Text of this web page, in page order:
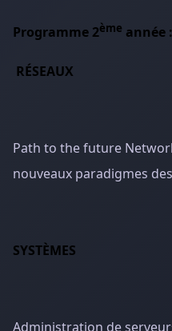
Programme 2ème année :
RÉSEAUX
Path to the future
nouveaux paradigmes
SYSTÈMES
Administration de